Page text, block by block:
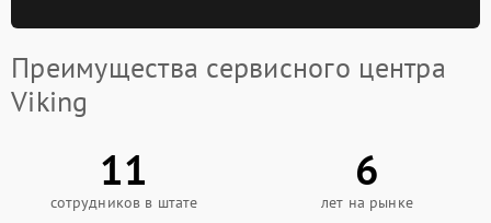
Преимущества сервисного центра
Viking
11
сотрудников в штате
6
лет на рынке